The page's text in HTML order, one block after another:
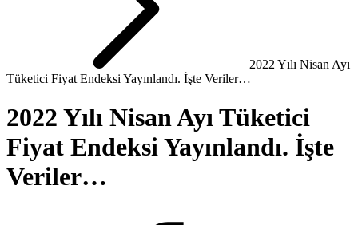
2022 Yılı Nisan Ayı
Tüketici Fiyat Endeksi Yayınlandı. İşte Veriler…
2022 Yılı Nisan Ayı Tüketici
Fiyat Endeksi Yayınlandı. İşte
Veriler…